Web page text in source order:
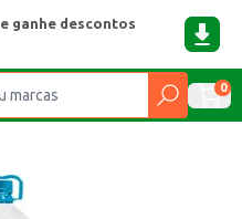
ganhe descontos
0